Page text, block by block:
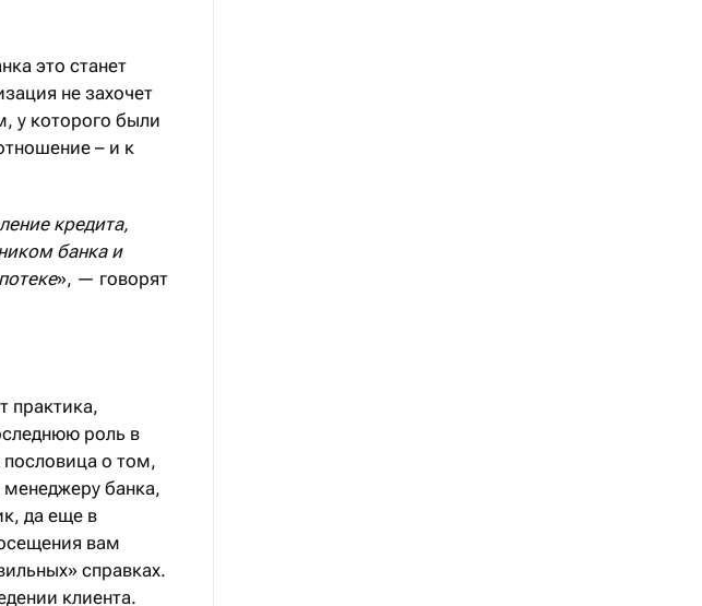
это станет
не захочет
у которого были
– и к
кредита,
банка и
», — говорят
практика,
роль в
пословица о том,
менеджеру банка,
да еще в
вам
справках.
клиента.